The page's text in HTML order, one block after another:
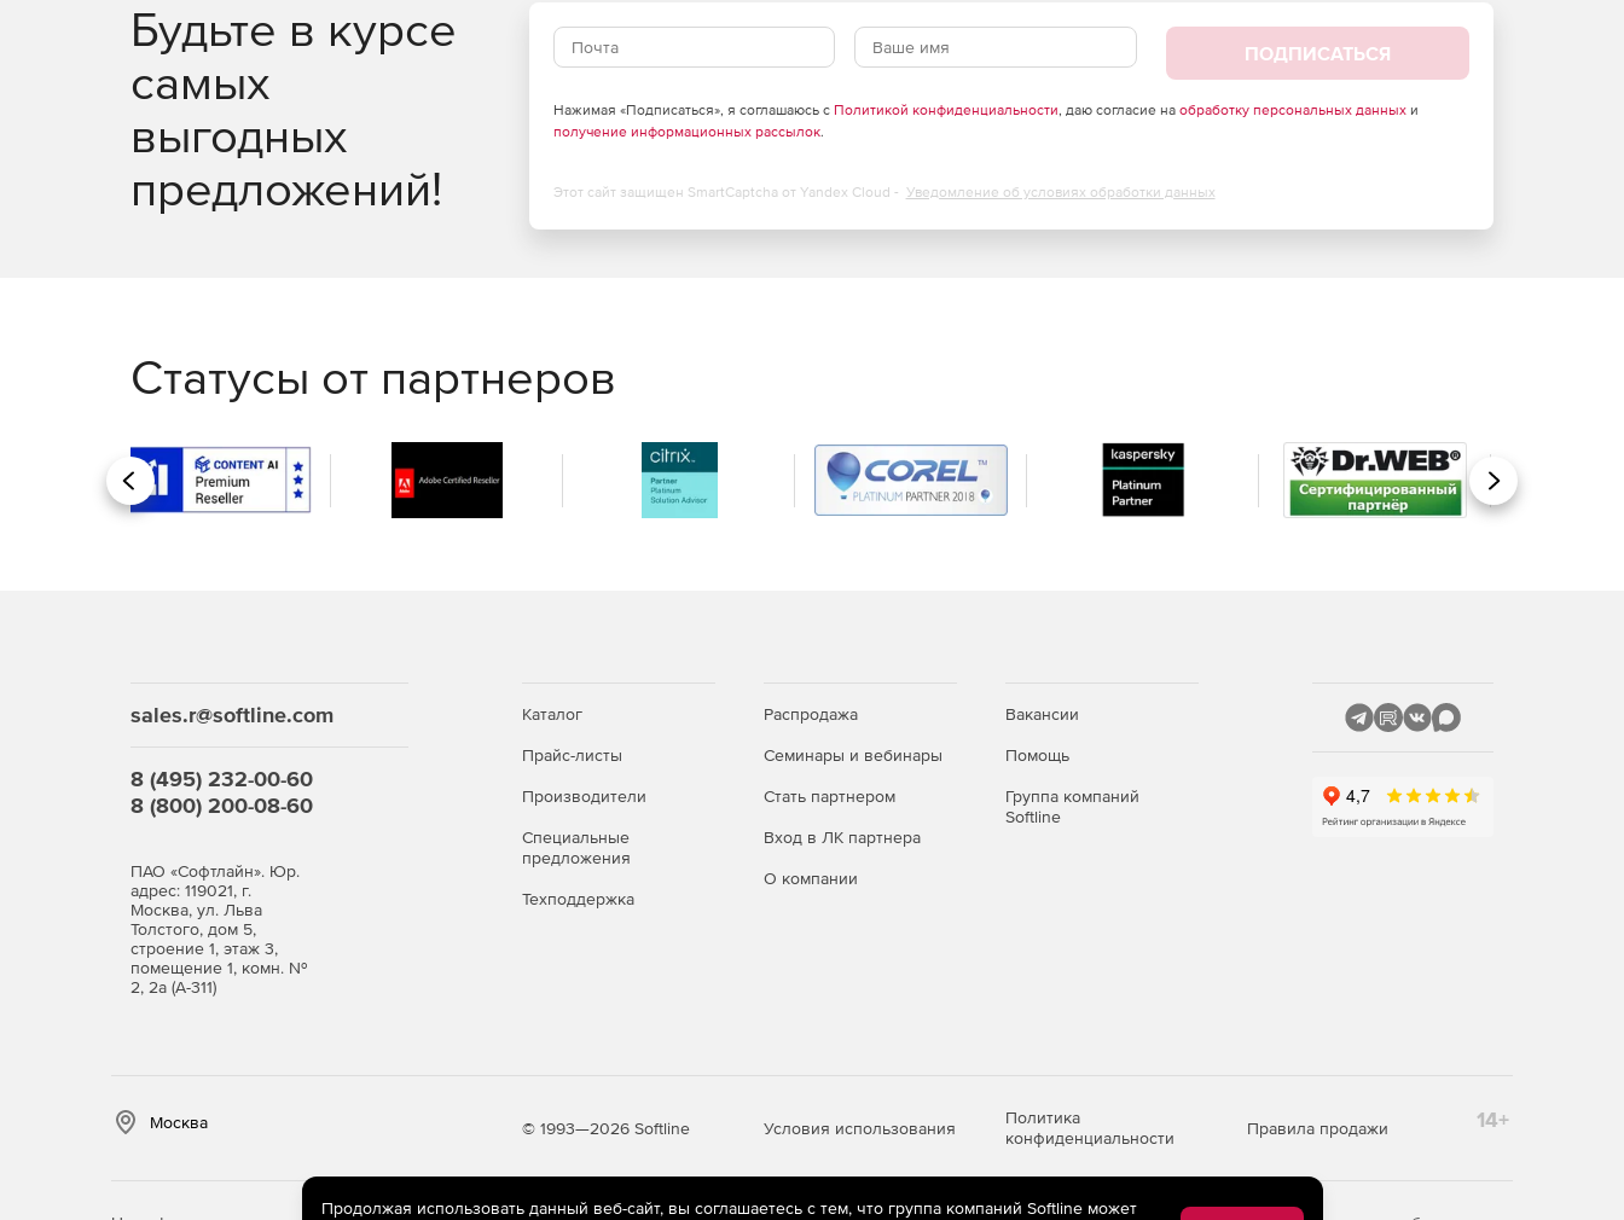
Будьте в курсе
самых
выгодных
предложений!
ПОДПИСАТЬСЯ
Нажимая «Подписаться», я соглашаюсь с Политикой конфиденциальности, даю согласие на обработку персональных данныхи
получение информационных рассылок.
Этот сайт защищен SmartCaptcha от Yandex Cloud - Уведомление об условиях обработки данных
Статусы от партнеров
Назад Вперед
sales.r@softline.com
8 (495) 232-00-60
8 (800) 200-08-60
ПАО «Софтлайн». Юр.
адрес: 119021, г.
Москва, ул. Льва
Толстого, дом 5,
строение 1, этаж 3,
помещение 1, комн. №
2, 2а (А-311)
Каталог
Прайс-листы
Производители
Специальные
предложения
Техподдержка
Распродажа
Семинары и вебинары
Стать партнером
Вход в ЛК партнера
О компании
Вакансии
Помощь
Группа компаний
Softline
Москва © 1993—2026 Softline Условия использования
Политика
конфиденциальности
Правила продажи 14+
Продолжая использовать данный веб-сайт, вы соглашаетесь с тем, что группа компаний Softline может